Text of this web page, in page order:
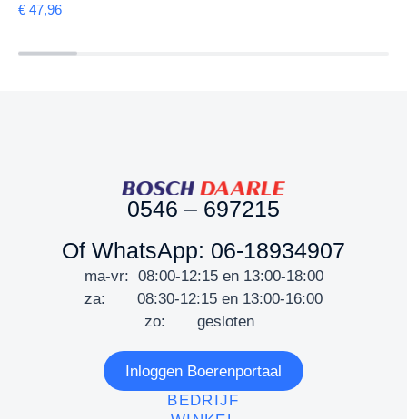
€ 47,96
0546 – 697215
Of WhatsApp: 06-18934907
ma-vr: 08:00-12:15 en 13:00-18:00
za: 08:30-12:15 en 13:00-16:00
zo: gesloten
Inloggen Boerenportaal
BEDRIJF